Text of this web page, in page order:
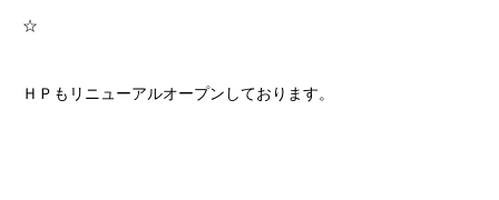
☆
ＨＰもリニューアルオープンしております。